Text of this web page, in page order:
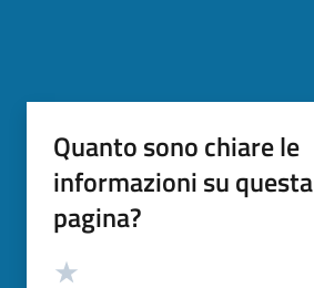
Quanto sono chiare le
informazioni su questa
pagina?
Valutazione